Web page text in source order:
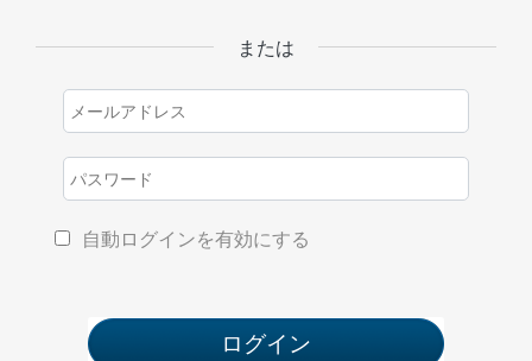
または
自動ログインを有効にする